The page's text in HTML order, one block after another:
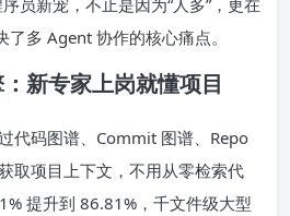
员新宠，不止是因为“人多”，更在
新专家上岗就懂项目
代码图谱、Commit 图谱、Repo
取项目上下文，不用从零检索代